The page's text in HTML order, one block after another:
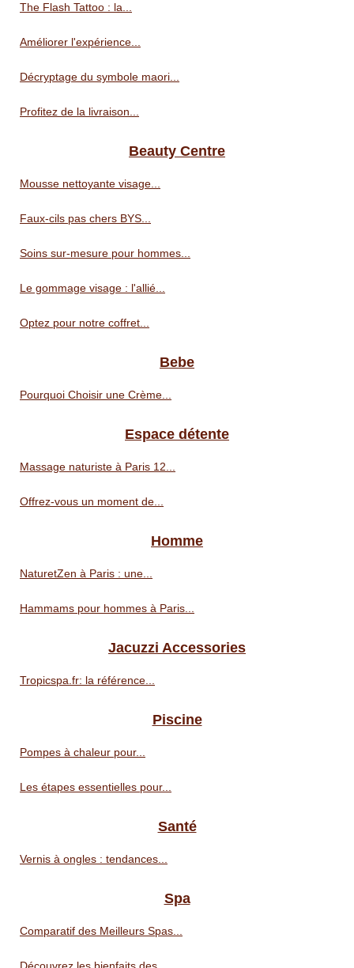
The Flash Tattoo : la...
Améliorer l'expérience...
Décryptage du symbole maori...
Profitez de la livraison...
Beauty Centre
Mousse nettoyante visage...
Faux-cils pas chers BYS...
Soins sur-mesure pour hommes...
Le gommage visage : l'allié...
Optez pour notre coffret...
Bebe
Pourquoi Choisir une Crème...
Espace détente
Massage naturiste à Paris 12...
Offrez-vous un moment de...
Homme
NaturetZen à Paris : une...
Hammams pour hommes à Paris...
Jacuzzi Accessories
Tropicspa.fr: la référence...
Piscine
Pompes à chaleur pour...
Les étapes essentielles pour...
Santé
Vernis à ongles : tendances...
Spa
Comparatif des Meilleurs Spas...